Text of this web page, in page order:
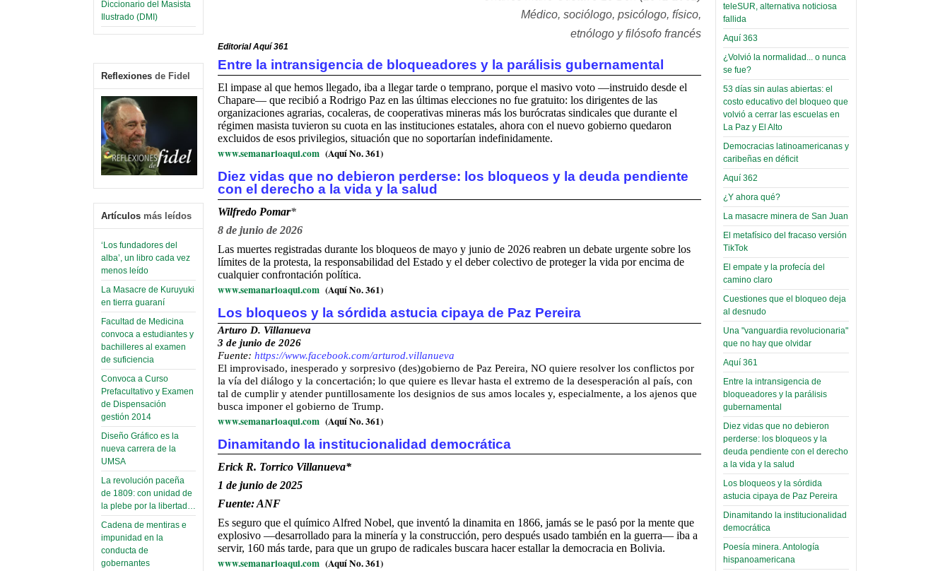
Diccionario del Masista
Ilustrado (DMI)
Reflexiones de Fidel
Artículos más leídos
‘Los fundadores del
alba’, un libro cada vez
menos leído
La Masacre de Kuruyuki
en tierra guaraní
Facultad de Medicina
convoca a estudiantes y
bachilleres al examen
de suficiencia
Convoca a Curso
Prefacultativo y Examen
de Dispensación
gestión 2014
Diseño Gráfico es la
nueva carrera de la
UMSA
La revolución paceña
de 1809: con unidad de
la plebe por la libertad…
Cadena de mentiras e
impunidad en la
conducta de
gobernantes
Médico, sociólogo, psicólogo, físico,
etnólogo y filósofo francés
Editorial Aquí 361
Entre la intransigencia de bloqueadores y la parálisis gubernamental
El impase al que hemos llegado, iba a llegar tarde o temprano, porque el masivo voto —instruido desde el
Chapare— que recibió a Rodrigo Paz en las últimas elecciones no fue gratuito: los dirigentes de las
organizaciones agrarias, cocaleras, de cooperativas mineras más los burócratas sindicales que durante el
régimen masista tuvieron su cuota en las instituciones estatales, ahora con el nuevo gobierno quedaron
excluidos de esos privilegios, situación que no soportarían indefinidamente.
www.semanarioaqui.com (Aquí No. 361)
Diez vidas que no debieron perderse: los bloqueos y la deuda pendiente
con el derecho a la vida y la salud
Wilfredo Pomar*
8 de junio de 2026
Las muertes registradas durante los bloqueos de mayo y junio de 2026 reabren un debate urgente sobre los
límites de la protesta, la responsabilidad del Estado y el deber colectivo de proteger la vida por encima de
cualquier confrontación política.
www.semanarioaqui.com (Aquí No. 361)
Los bloqueos y la sórdida astucia cipaya de Paz Pereira
Arturo D. Villanueva
3 de junio de 2026
Fuente: https://www.facebook.com/arturod.villanueva
El improvisado, inesperado y sorpresivo (des)gobierno de Paz Pereira, NO quiere resolver los conflictos por
la vía del diálogo y la concertación; lo que quiere es llevar hasta el extremo de la desesperación al país, con
tal de cumplir y atender puntillosamente los designios de sus amos locales y, especialmente, a los ajenos que
busca imponer el gobierno de Trump.
www.semanarioaqui.com (Aquí No. 361)
Dinamitando la institucionalidad democrática
Erick R. Torrico Villanueva*
1 de junio de 2025
Fuente: ANF
Es seguro que el químico Alfred Nobel, que inventó la dinamita en 1866, jamás se le pasó por la mente que
explosivo —desarrollado para la minería y la construcción, pero después usado también en la guerra— iba a
servir, 160 más tarde, para que un grupo de radicales buscara hacer estallar la democracia en Bolivia.
www.semanarioaqui.com (Aquí No. 361)
presentarán en la UMSA
Jueves, 14 Septiembre 2023
Leer Más...
Carrera de Geografía realiza
Segundo Congreso Nacional
Viernes, 14 Octubre 2022
Leer Más...
Docentes y estudiantes de
Trabajo Social de la UMSA
elegirán directora
Viernes, 14 Octubre 2022
Leer Más...
“Tuna Femenina San Andrés”
toca y canta con coraje
Miércoles, 14 Septiembre 2022
Leer Más...
Posesionan a dirigentes de
Asociación de Docentes
Domingo, 14 Agosto 2022
Leer Más...
hospitales
prefabricados en
la que no tuvo
participación;
más de 24 horas
después rectifica
parcialmente
El Infamatorio
Miércoles, 09 Diciembre 2020
Read more...
Interpretación
de un álbum de
narco-fotos
(Miscelánea
Palaciega 8)
El Infamatorio
Miércoles, 19 Junio 2019
Read more...
Cosmética
descolonizadora
(Miscelánea
palaciega 7)
El Infamatorio
Lunes, 27 Mayo 2019
Read more...
Creacionismo,
filtraciones e
inicio de la
campaña del
MAS
(Miscelánea
palaciega 6)
El Infamatorio
teleSUR, alternativa noticiosa
fallida
Aquí 363
¿Volvió la normalidad... o nunca
se fue?
53 días sin aulas abiertas: el
costo educativo del bloqueo que
volvió a cerrar las escuelas en
La Paz y El Alto
Democracias latinoamericanas y
caribeñas en déficit
Aquí 362
¿Y ahora qué?
La masacre minera de San Juan
El metafísico del fracaso versión
TikTok
El empate y la profecía del
camino claro
Cuestiones que el bloqueo deja
al desnudo
Una "vanguardia revolucionaria"
que no hay que olvidar
Aquí 361
Entre la intransigencia de
bloqueadores y la parálisis
gubernamental
Diez vidas que no debieron
perderse: los bloqueos y la
deuda pendiente con el derecho
a la vida y la salud
Los bloqueos y la sórdida
astucia cipaya de Paz Pereira
Dinamitando la institucionalidad
democrática
Poesía minera. Antología
hispanoamericana